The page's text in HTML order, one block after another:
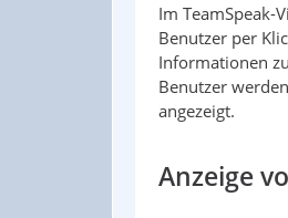
Im TeamSpeak-
Benutzer per
Informationen
Benutzer
angezeigt.
Anzeige